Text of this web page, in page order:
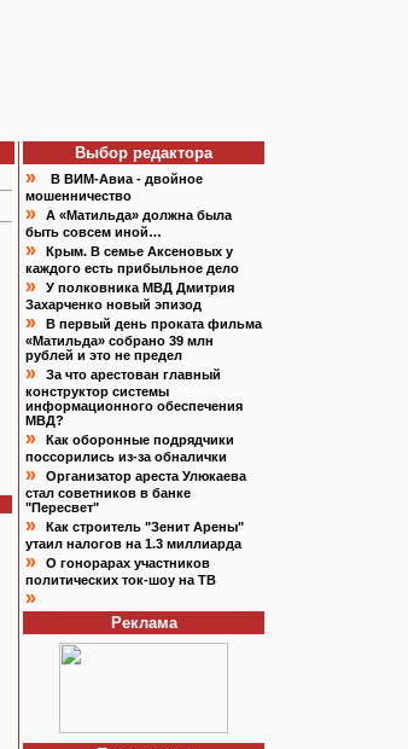
Выбор редактора
»
В ВИМ-Авиа - двойное
мошенничество
»
А «Матильда» должна была
быть совсем иной…
»
Крым. В семье Аксеновых у
каждого есть прибыльное дело
»
У полковника МВД Дмитрия
Захарченко новый эпизод
»
В первый день проката фильма
«Матильда» собрано 39 млн
рублей и это не предел
»
За что арестован главный
конструктор системы
информационного обеспечения
МВД?
»
Как оборонные подрядчики
поссорились из-за обналички
»
Организатор ареста Улюкаева
стал советников в банке
"Пересвет"
»
Как строитель "Зенит Арены"
утаил налогов на 1.3 миллиарда
»
О гонорарах участников
политических ток-шоу на ТВ
»
Реклама